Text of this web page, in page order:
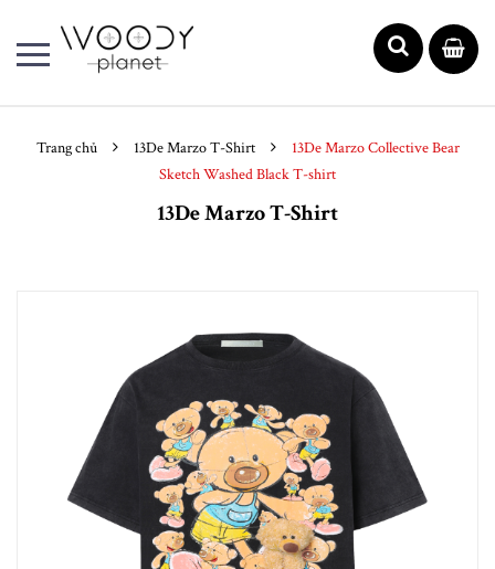
Trang chủ 13De Marzo T-Shirt
13De Marzo Collective Bear
Sketch Washed Black T-shirt
13De Marzo T-Shirt